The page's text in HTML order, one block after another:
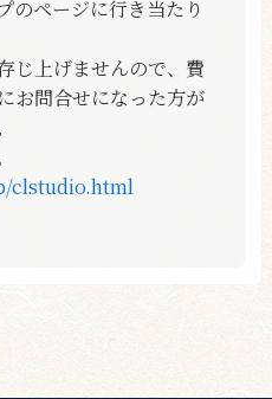
のページに行き当たり
じ上げませんので、費
お問合せになった方が
clstudio.html